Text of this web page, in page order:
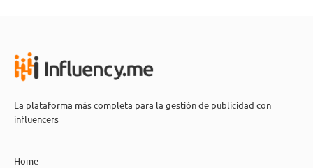
La plataforma más completa para la gestión de publicidad con
influencers
Home